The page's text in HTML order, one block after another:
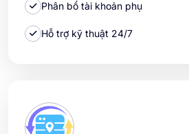
Phân bổ tài khoản phụ
Hỗ trợ kỹ thuật 24/7